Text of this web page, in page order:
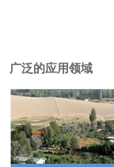
广泛的应用领域